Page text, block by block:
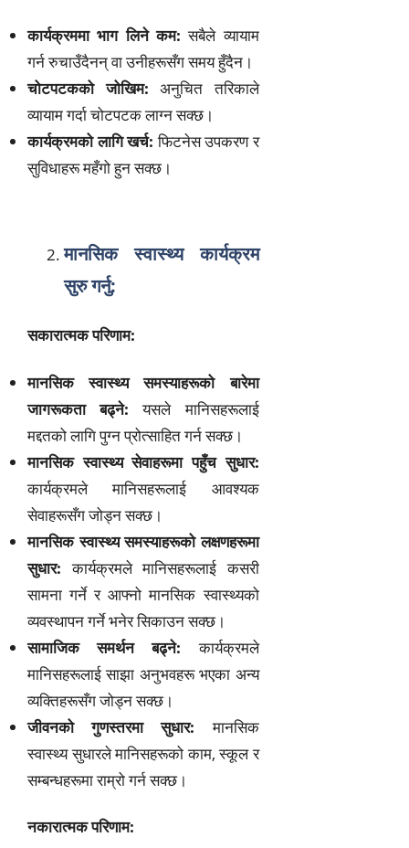
कार्यक्रममा भाग लिने कम:सबैले व्यायाम
गर्न रुचाउँदैनन् वा उनीहरूसँग समय हुँदैन।
चोटपटकको जोखिम:अनुचित तरिकाले
व्यायाम गर्दा चोटपटक लाग्न सक्छ।
कार्यक्रमको लागि खर्च:फिटनेस उपकरण र
सुविधाहरू महँगो हुन सक्छ।
मानसिक स्वास्थ्य कार्यक्रम
सुरु गर्नु:
सकारात्मक परिणाम:
मानसिक स्वास्थ्य समस्याहरूको बारेमा
जागरूकता बढ्ने:यसले मानिसहरूलाई
मद्दतको लागि पुग्न प्रोत्साहित गर्न सक्छ।
मानसिक स्वास्थ्य सेवाहरूमा पहुँच सुधार:
कार्यक्रमले मानिसहरूलाई आवश्यक
सेवाहरूसँग जोड्न सक्छ।
मानसिक स्वास्थ्य समस्याहरूको लक्षणहरूमा
सुधार:कार्यक्रमले मानिसहरूलाई कसरी
सामना गर्ने र आफ्नो मानसिक स्वास्थ्यको
व्यवस्थापन गर्ने भनेर सिकाउन सक्छ।
सामाजिक समर्थन बढ्ने:कार्यक्रमले
मानिसहरूलाई साझा अनुभवहरू भएका अन्य
व्यक्तिहरूसँग जोड्न सक्छ।
जीवनको गुणस्तरमा सुधार:मानसिक
स्वास्थ्य सुधारले मानिसहरूको काम, स्कूल र
सम्बन्धहरूमा राम्रो गर्न सक्छ।
नकारात्मक परिणाम: